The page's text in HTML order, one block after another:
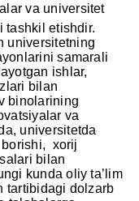
va universitet
tashkil etishdir.
universitetning
samarali
ishlar,
bilan
binolarining
va
universitetda
xorij
bilan
kunda oliy ta’lim
tartibidagi dolzarb